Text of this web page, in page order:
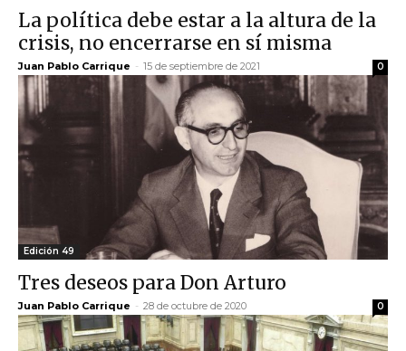
La política debe estar a la altura de la
crisis, no encerrarse en sí misma
Juan Pablo Carrique - 15 de septiembre de 2021 0
Edición 49
Tres deseos para Don Arturo
Juan Pablo Carrique - 28 de octubre de 2020 0